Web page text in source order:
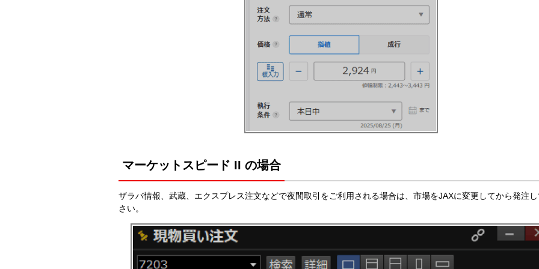
マーケットスピード II の場合
ザラバ情報、武蔵、エクスプレス注文などで夜間取引をご利用される場合は、市場をJAXに変更してから発注
さい。